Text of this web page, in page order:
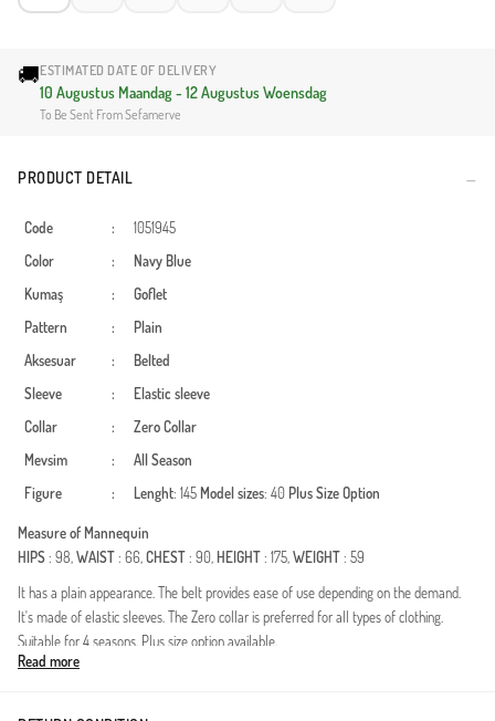
🚚ESTIMATED DATE OF DELIVERY
10 Augustus Maandag - 12 Augustus Woensdag
To Be Sent From Sefamerve
PRODUCT DETAIL
Code :
1051945
Color
:
Navy Blue
Kumaş
:
Goflet
Pattern
:
Plain
Aksesuar
:
Belted
Sleeve
:
Elastic sleeve
Collar
:
Zero Collar
Mevsim
:
All Season
Figure
: Lenght: 145 Model sizes: 40 Plus Size Option
Measure of Mannequin
HIPS: 98,WAIST: 66,CHEST: 90, HEIGHT: 175,WEIGHT: 59
It has a plain appearance. The belt provides ease of use depending on the demand.
It's made of elastic sleeves. The Zero collar is preferred for all types of clothing.
Suitable for 4 seasons. Plus size option available.
Deze modest jurk van gofre-stof combineert elegantie met optimaal comfort en is
bescheiden kledingstijl. De gofre-stof met eigen textuur biedt een ademende
Read more